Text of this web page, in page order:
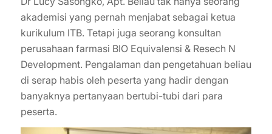
akademisi yang pernah menjabat sebagai ketua
kurikulum ITB. Tetapi juga seorang konsultan
perusahaan farmasi BIO Equivalensi & Resech N
Development. Pengalaman dan pengetahuan beliau
di serap habis oleh peserta yang hadir dengan
banyaknya pertanyaan bertubi-tubi dari para
peserta.